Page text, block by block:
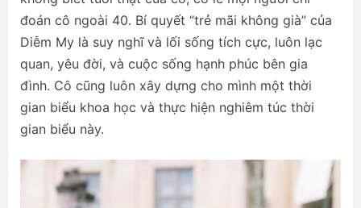
đoán cô ngoài 40. Bí quyết “trẻ mãi không già” của
Diễm My là suy nghĩ và lối sống tích cực, luôn lạc
quan, yêu đời, và cuộc sống hạnh phúc bên gia
đình. Cô cũng luôn xây dựng cho mình một thời
gian biểu khoa học và thực hiện nghiêm túc thời
gian biểu này.